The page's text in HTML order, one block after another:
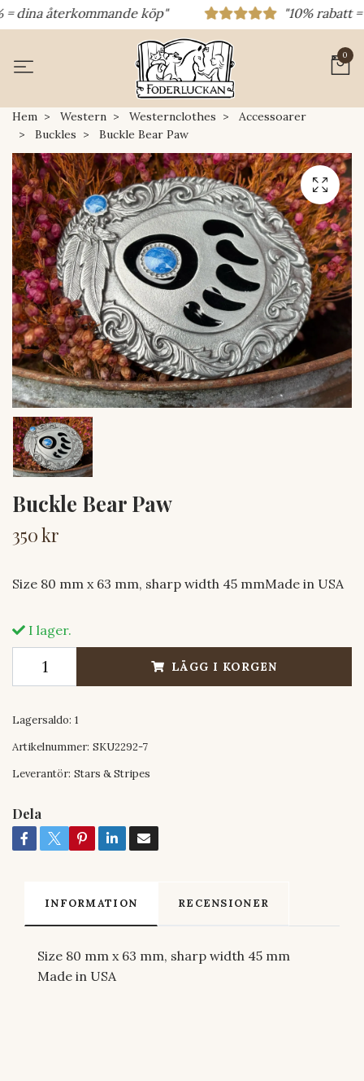
återkommande köp" "10% rabatt =
0
Hem Western Westernclothes
Accessoarer
Buckles
Buckle Bear Paw
Buckle Bear Paw
350 kr
Size 80 mm x 63 mm, sharp width 45 mmMade in USA
I lager.
LÄGG I KORGEN
Lagersaldo: 1
Artikelnummer: SKU2292-7
Leverantör: Stars & Stripes
Dela
INFORMATION RECENSIONER
Size 80 mm x 63 mm, sharp width 45 mm
Made in USA